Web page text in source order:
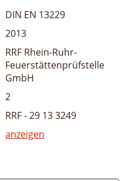
DIN EN 13229
2013
RRF Rhein-Ruhr-
Feuerstättenprüfstelle
GmbH
2
RRF - 29 13 3249
anzeigen